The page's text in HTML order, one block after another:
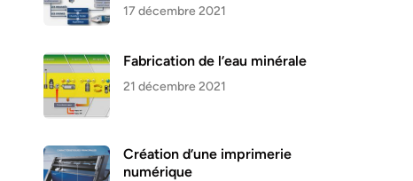
17 décembre 2021
Fabrication de l’eau minérale
21 décembre 2021
Création d’une imprimerie
numérique